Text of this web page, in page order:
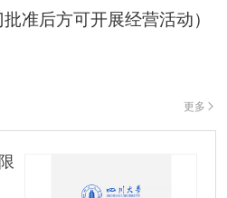
准后方可开展经营活动）
更多